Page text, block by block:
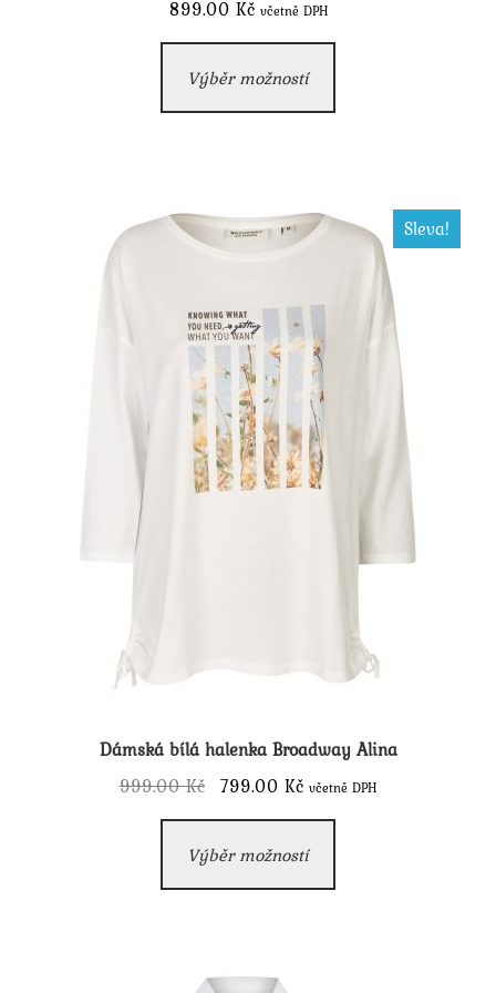
899.00 Kč včetně DPH
Výběr možností
má
Možnosti
vybrat
stránce
produktu
Dámská bílá halenka Broadway Alina
Sleva!
999.00Kč
Původní
cena
byla:
799.00KčAktuální
cena
je:
včetně DPH
Výběr možností
má